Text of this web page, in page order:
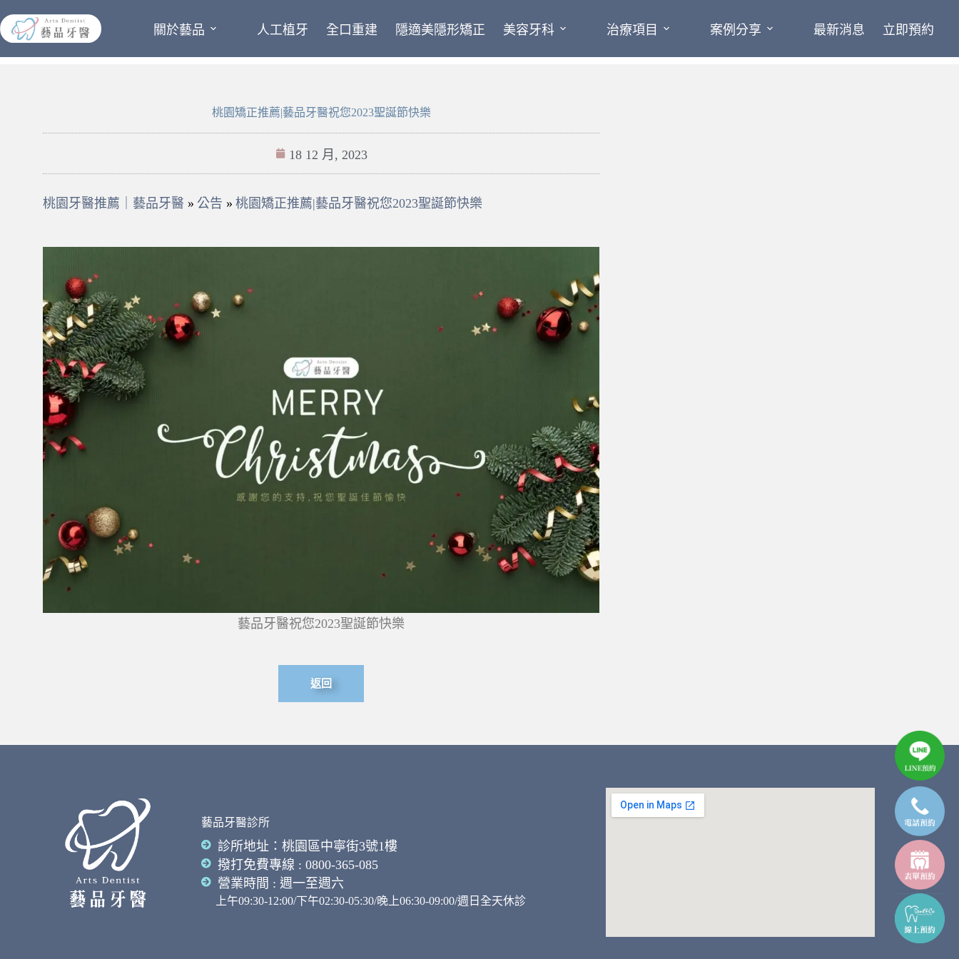
關於藝品 人工植牙 全口重建 隱適美隱形矯正 美容牙科 治療項目 案例分享 最新消息 立即預約
桃園矯正推薦|藝品牙醫祝您2023聖誕節快樂
18 12 月, 2023
桃園牙醫推薦｜藝品牙醫 » 公告 » 桃園矯正推薦|藝品牙醫祝您2023聖誕節快樂
藝品牙醫祝您2023聖誕節快樂
返回
藝品牙醫診所
診所地址：桃園區中寧街3號1樓
撥打免費專線 : 0800-365-085
營業時間 : 週一至週六
上午09:30-12:00/下午02:30-05:30/晚上06:30-09:00/週日全天休診